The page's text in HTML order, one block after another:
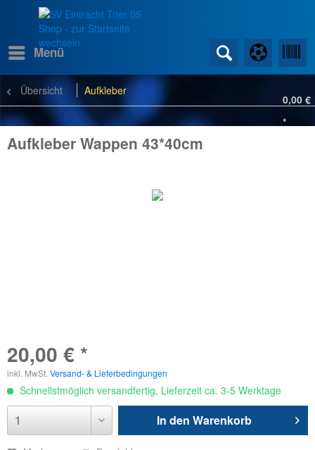
Menü
0,00 €
*
Übersicht Aufkleber
Aufkleber Wappen 43*40cm
20,00 € *
inkl. MwSt. Versand- & Lieferbedingungen
Schnellstmöglich versandfertig, Lieferzeit ca. 3-5 Werktage
In den Warenkorb